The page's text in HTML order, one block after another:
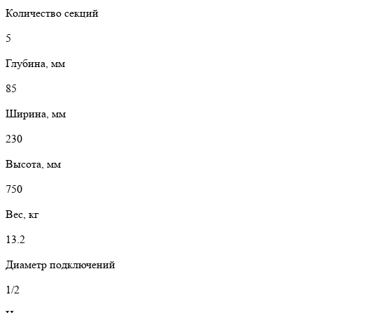
Количество секций
5
Глубина, мм
85
Ширина, мм
230
Высота, мм
750
Вес, кг
13.2
Диаметр подключений
1/2